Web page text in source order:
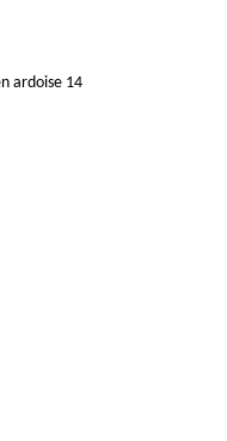
ardoise 14